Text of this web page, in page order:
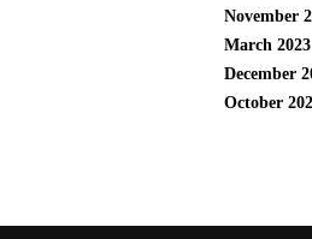
November
March 2023
December
October